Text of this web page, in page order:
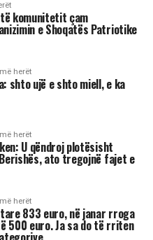
natën, Meri
sjell kjo javë
një energji kozmike
javë yjet nuk
e “Rudina” në Tv